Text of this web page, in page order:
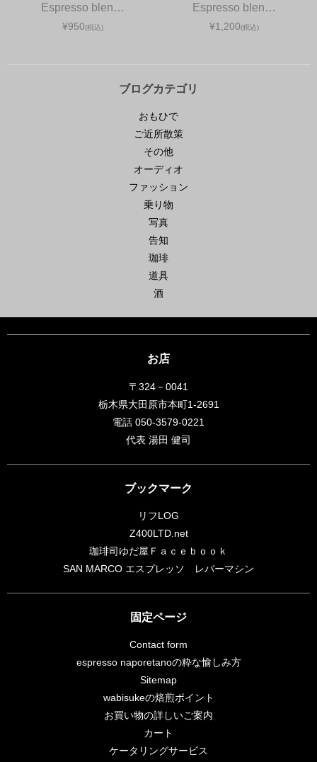
Espresso blen…
¥950(税込)
Espresso blen…
¥1,200(税込)
ブログカテゴリ
おもひで
ご近所散策
その他
オーディオ
ファッション
乗り物
写真
告知
珈琲
道具
酒
お店
〒324－0041
栃木県大田原市本町1-2691
電話 050-3579-0221
代表 湯田 健司
ブックマーク
リフLOG
Z400LTD.net
珈琲司ゆだ屋Ｆａｃｅｂｏｏｋ
SAN MARCO エスプレッソ レバーマシン
固定ページ
Contact form
espresso naporetanoの粋な愉しみ方
Sitemap
wabisukeの焙煎ポイント
お買い物の詳しいご案内
カート
ケータリングサービス